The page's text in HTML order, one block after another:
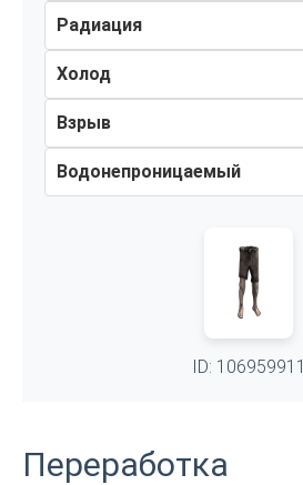
Радиация
Холод
Взрыв
Водонепроницаемый
ID: 106959911
Переработка